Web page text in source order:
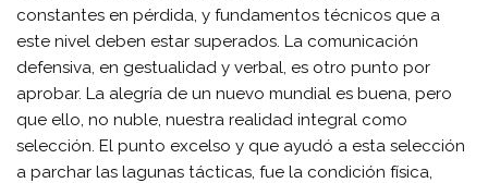
constantes en pérdida, y fundamentos técnicos que a
este nivel deben estar superados. La comunicación
defensiva, en gestualidad y verbal, es otro punto por
aprobar. La alegría de un nuevo mundial es buena, pero
que ello, no nuble, nuestra realidad integral como
selección. El punto excelso y que ayudó a esta selección
a parchar las lagunas tácticas, fue la condición física,